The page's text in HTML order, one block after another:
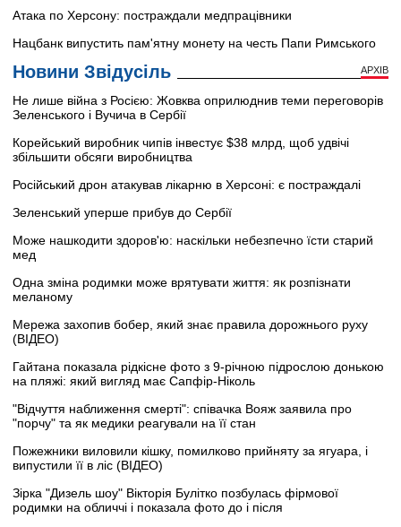
Атака по Херсону: постраждали медпрацівники
Нацбанк випустить пам'ятну монету на честь Папи Римського
Новини Звідусіль АРХІВ
Не лише війна з Росією: Жовква оприлюднив теми переговорів
Зеленського і Вучича в Сербії
Корейський виробник чипів інвестує $38 млрд, щоб удвічі
збільшити обсяги виробництва
Російський дрон атакував лікарню в Херсоні: є постраждалі
Зеленський уперше прибув до Сербії
Може нашкодити здоров'ю: наскільки небезпечно їсти старий
мед
Одна зміна родимки може врятувати життя: як розпізнати
меланому
Мережа захопив бобер, який знає правила дорожнього руху
(ВІДЕО)
Гайтана показала рідкісне фото з 9-річною підрослою донькою
на пляжі: який вигляд має Сапфір-Ніколь
"Відчуття наближення смерті": співачка Вояж заявила про
"порчу" та як медики реагували на її стан
Пожежники виловили кішку, помилково прийняту за ягуара, і
випустили її в ліс (ВІДЕО)
Зірка "Дизель шоу" Вікторія Булітко позбулась фірмової
родимки на обличчі і показала фото до і після